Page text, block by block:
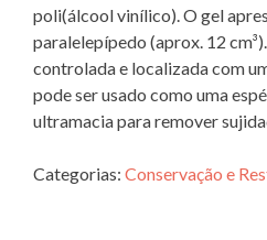
poli(álcool vinílico). O gel
paralelepípedo (aprox. 12
controlada e localizada com
pode ser usado como uma
ultramacia para remover
Categorias: Conservação e